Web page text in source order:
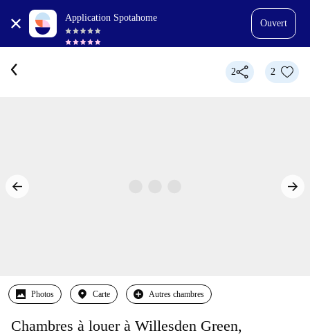
Application Spotahome
Ouvert
2 2
Photos Carte Autres chambres
Chambres à louer à Willesden Green,